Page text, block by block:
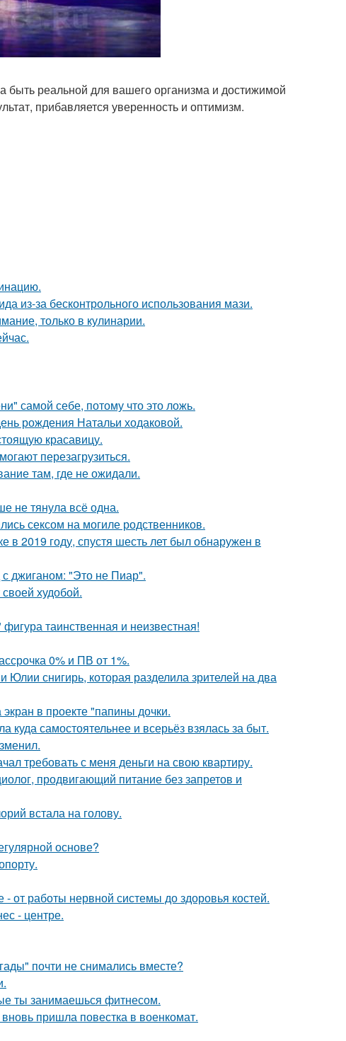
быть реальной для вашего организма и достижимой
прибавляется уверенность и оптимизм.
из-за бесконтрольного использования мази.
только в кулинарии.
самой себе, потому что это ложь.
рождения Натальи ходаковой.
красавицу.
перезагрузиться.
там, где не ожидали.
не тянула всё одна.
сексом на могиле родственников.
2019 году, спустя шесть лет был обнаружен в
джиганом: "Это не Пиар".
худобой.
таинственная и неизвестная!
0% и ПВ от 1%.
снигирь, которая разделила зрителей на два
в проекте "папины дочки.
самостоятельнее и всерьёз взялась за быт.
требовать с меня деньги на свою квартиру.
продвигающий питание без запретов и
встала на голову.
основе?
от работы нервной системы до здоровья костей.
- центре.
почти не снимались вместе?
ты занимаешься фитнесом.
пришла повестка в военкомат.